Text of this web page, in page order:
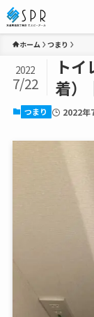
ホーム つまり
ト
着）
2022
7/22
つまり 2022年